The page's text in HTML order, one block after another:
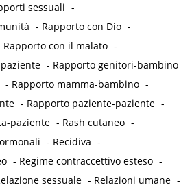
sessuali -
- Rapporto con Dio -
Rapporto con il malato -
- Rapporto genitori-bambino
- Rapporto mamma-bambino -
- Rapporto paziente-paziente -
paziente - Rash cutaneo -
- Recidiva -
- Regime contraccettivo esteso -
sessuale - Relazioni umane -